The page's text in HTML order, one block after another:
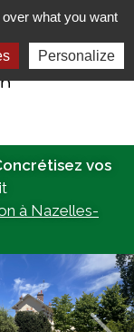
MENU
vos
à Nazelles-
what you want
Personalize